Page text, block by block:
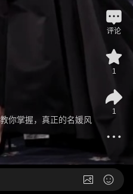
你掌握，真正的名媛风
评论
1
1